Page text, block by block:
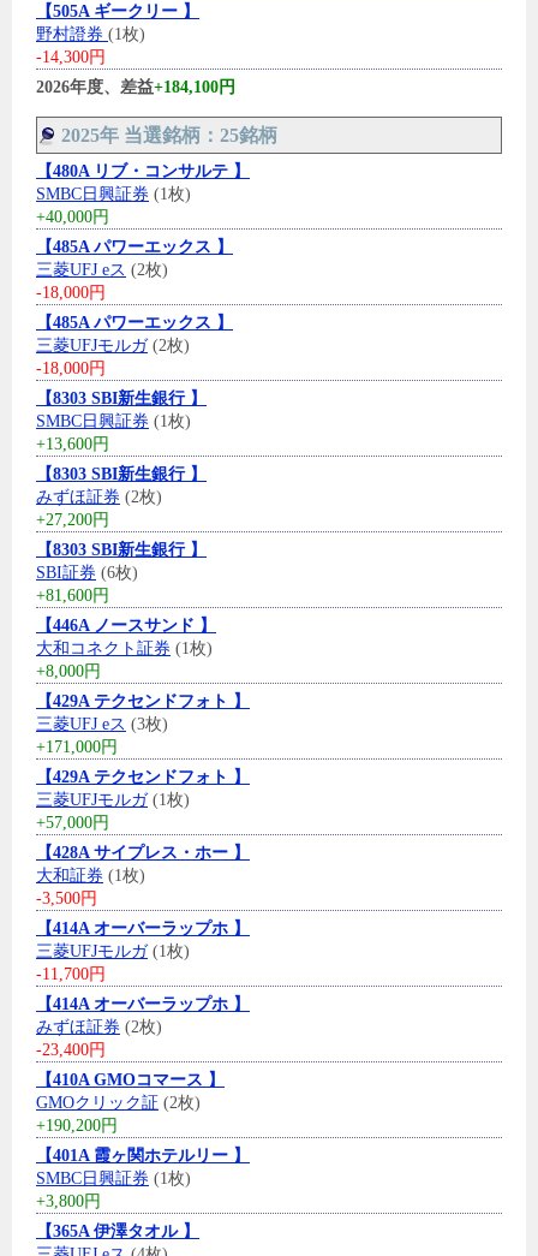
【505A ギークリー 】
野村證券 (1枚)
-14,300円
2026年度、差益+184,100円
2025年 当選銘柄：25銘柄
【480A リブ・コンサルテ 】
SMBC日興証券 (1枚)
+40,000円
【485A パワーエックス 】
三菱UFJ eス (2枚)
-18,000円
【485A パワーエックス 】
三菱UFJモルガ(2枚)
-18,000円
【8303 SBI新生銀行 】
SMBC日興証券 (1枚)
+13,600円
【8303 SBI新生銀行 】
みずほ証券 (2枚)
+27,200円
【8303 SBI新生銀行 】
SBI証券 (6枚)
+81,600円
【446A ノースサンド 】
大和コネクト証券 (1枚)
+8,000円
【429A テクセンドフォト 】
三菱UFJ eス (3枚)
+171,000円
【429A テクセンドフォト 】
三菱UFJモルガ(1枚)
+57,000円
【428A サイプレス・ホー 】
大和証券 (1枚)
-3,500円
【414A オーバーラップホ 】
三菱UFJモルガ(1枚)
-11,700円
【414A オーバーラップホ 】
みずほ証券 (2枚)
-23,400円
【410A GMOコマース 】
GMOクリック証 (2枚)
+190,200円
【401A 霞ヶ関ホテルリー 】
SMBC日興証券 (1枚)
+3,800円
【365A 伊澤タオル 】